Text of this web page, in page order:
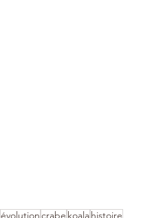
évolutioncrabe koalahistoire